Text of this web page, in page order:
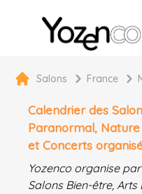
Yozenco -
Salons France
Calendrier des
Paranormal,
et Concerts
Yozenco organise
Salons Bien-être,